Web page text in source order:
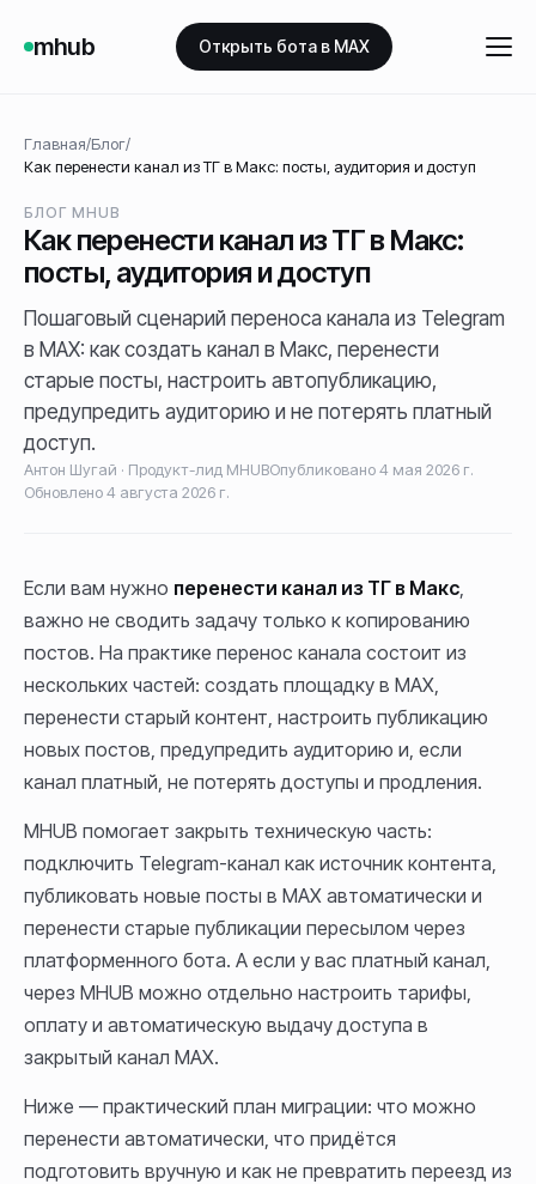
mhub Открыть бота в MAX
Главная/Блог/
Как перенести канал из ТГ в Макс: посты, аудитория и доступ
БЛОГ MHUB
Как перенести канал из ТГ в Макс:
посты, аудитория и доступ
Пошаговый сценарий переноса канала из Telegram
в MAX: как создать канал в Макс, перенести
старые посты, настроить автопубликацию,
предупредить аудиторию и не потерять платный
доступ.
Антон Шугай · Продукт-лид MHUBОпубликовано4 мая 2026 г.
Обновлено4 августа 2026 г.
Если вам нужно перенести канал из ТГ в Макс,
важно не сводить задачу только к копированию
постов. На практике перенос канала состоит из
нескольких частей: создать площадку в MAX,
перенести старый контент, настроить публикацию
новых постов, предупредить аудиторию и, если
канал платный, не потерять доступы и продления.
MHUB помогает закрыть техническую часть:
подключить Telegram-канал как источник контента,
публиковать новые посты в MAX автоматически и
перенести старые публикации пересылом через
платформенного бота. А если у вас платный канал,
через MHUB можно отдельно настроить тарифы,
оплату и автоматическую выдачу доступа в
закрытый канал MAX.
Ниже — практический план миграции: что можно
перенести автоматически, что придётся
подготовить вручную и как не превратить переезд из